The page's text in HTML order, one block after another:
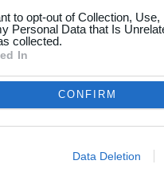
to opt-out of Collection,
Personal Data that Is
collected.
In
CONFIRM
Data Deletion
LA
ADIVINA LA PELÍCULA